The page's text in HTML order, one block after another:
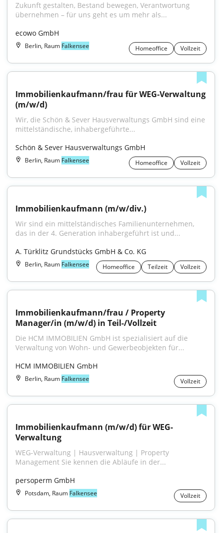
Zukunft gestalten, Bestand bewegen, Verantwortung
übernehmen – für uns geht es um mehr als...
ecowo GmbH
Berlin, Raum Falkensee Homeoffice Vollzeit
Immobilienkaufmann/frau für WEG-Verwaltung
(m/w/d)
Wir, die Schön & Sever Hausverwaltungs GmbH sind eine
mittelständische, inhabergeführte...
Schön & Sever Hausverwaltungs GmbH
Berlin, Raum Falkensee Homeoffice Vollzeit
Immobilienkaufmann (m/w/div.)
Wir sind ein mittelständisches Familienunternehmen,
das in der 4. Generation inhabergeführt ist und...
A. Türklitz Grundstücks GmbH & Co. KG
Berlin, Raum Falkensee Homeoffice Teilzeit Vollzeit
Immobilienkaufmann/frau / Property
Manager/in (m/w/d) in Teil-/Vollzeit
Die HCM IMMOBILIEN GmbH ist spezialisiert auf die
Verwaltung von Wohn- und Gewerbeobjekten für...
HCM IMMOBILIEN GmbH
Berlin, Raum Falkensee Vollzeit
Immobilienkaufmann (m/w/d) für WEG-
Verwaltung
WEG-Verwaltung | Hausverwaltung | Property
Management Sie kennen die Abläufe in der...
persoperm GmbH
Potsdam, Raum Falkensee Vollzeit